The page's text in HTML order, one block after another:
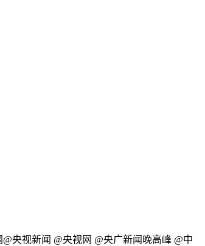
央视新闻 @央视网 @央广新闻晚高峰 @中